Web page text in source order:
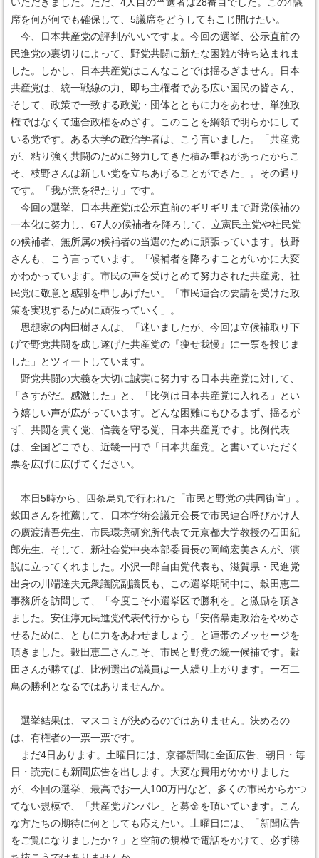
席を何が何でも確保して、5議席をどうしてもこじ開けたい。
今、日本共産党の評判がいいですよ。今回の選挙、公示直前の
民進党の裏切りによって、野党共闘に新たな困難が持ち込まれま
した。しかし、日本共産党はこんなことでは揺るぎません。日本
共産党は、統一戦線の力、即ち主権者である広い国民の皆さん、
そして、政策で一致する政党・団体とともに力をあわせ、単独政
権ではなくて連合政権をめざす。このことを綱領で明らかにして
いる党です。ある大学の政治学者は、こう言いました。「共産党
が、粘り強く共闘のために努力してきた積み重ねがあったからこ
そ、枝野さんは新しい党を立ちあげることができた」。その通り
です。「我が意を得たり」です。
今回の選挙、日本共産党は公示直前のギリギリまで野党候補の
一本化に努力し、67人の候補者を降ろして、立憲民主党や社民党
の候補者、無所属の候補者の当選のために頑張っています。枝野
さんも、こう言っています。「候補者を降ろすことがいかに大変
かわかっています。市民の声を受けとめて努力された共産党、社
民党に敬意と感謝を申しあげたい」「市民連合の要請を受けた政
策を実現するために頑張っていく」。
思想家の内田樹さんは、「迷いましたが、今回は立候補取り下
げで野党共闘を成し遂げた共産党の『痩せ我慢』に一票を投じま
した」とツィートしています。
野党共闘の大義を大切に誠実に努力する日本共産党に対して、
「さすがだ。感激した」と、「比例は日本共産党に入れる」とい
う嬉しい声が広がっています。どんな困難にもひるまず、揺るが
ず、共闘を貫く党、信義を守る党、日本共産党です。比例代表
は、全国どこでも、近畿一円で「日本共産党」と書いていただく
票を広げに広げてください。
本日5時から、四条烏丸で行われた「市民と野党の共同街宣」。
穀田さんを推薦して、日本学術会議元会長で市民連合呼びかけ人
の廣渡清吾先生、市民環境研究所代表で元京都大学教授の石田紀
郎先生、そして、新社会党中央本部委員長の岡崎宏美さんが、演
説に立ってくれました。小沢一郎自由党代表も、滋賀県・民進党
出身の川端達夫元衆議院副議長も、この選挙期間中に、穀田恵二
事務所を訪問して、「今度こそ小選挙区で勝利を」と激励を頂き
ました。安住淳元民進党代表代行からも「安倍暴走政治をやめさ
せるために、ともに力をあわせましょう」と連帯のメッセージを
頂きました。穀田恵二さんこそ、市民と野党の統一候補です。穀
田さんが勝てば、比例選出の議員は一人繰り上がります。一石二
鳥の勝利となるではありませんか。
選挙結果は、マスコミが決めるのではありません。決めるの
は、有権者の一票一票です。
まだ4日あります。土曜日には、京都新聞に全面広告、朝日・毎
日・読売にも新聞広告を出します。大変な費用がかかりました
が、今回の選挙、最高でお一人100万円など、多くの市民からかつ
てない規模で、「共産党ガンバレ」と募金を頂いています。こん
な方たちの期待に何としても応えたい。土曜日には、「新聞広告
をご覧になりましたか？」と空前の規模で電話をかけて、必ず勝